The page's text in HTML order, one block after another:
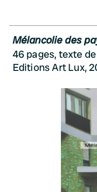
Mélancolie des
46 pages, texte
Editions Art Lux,